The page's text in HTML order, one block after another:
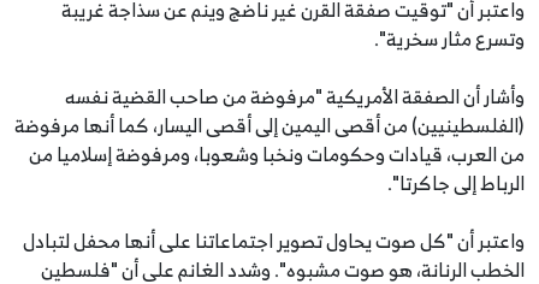
واعتبر أن "توقيت صفقة القرن غير ناضج وينم عن سذاجة غريبة
وتسرع مثار سخرية".
وأشار أن الصفقة الأمريكية "مرفوضة من صاحب القضية نفسه
(الفلسطينيين) من أقصى اليمين إلى أقصى اليسار، كما أنها مرفوضة
من العرب، قيادات وحكومات ونخبا وشعوبا، ومرفوضة إسلاميا من
الرباط إلى جاكرتا".
واعتبر أن "كل صوت يحاول تصوير اجتماعاتنا على أنها محفل لتبادل
الخطب الرنانة، هو صوت مشبوه". وشدد الغانم على أن "فلسطين